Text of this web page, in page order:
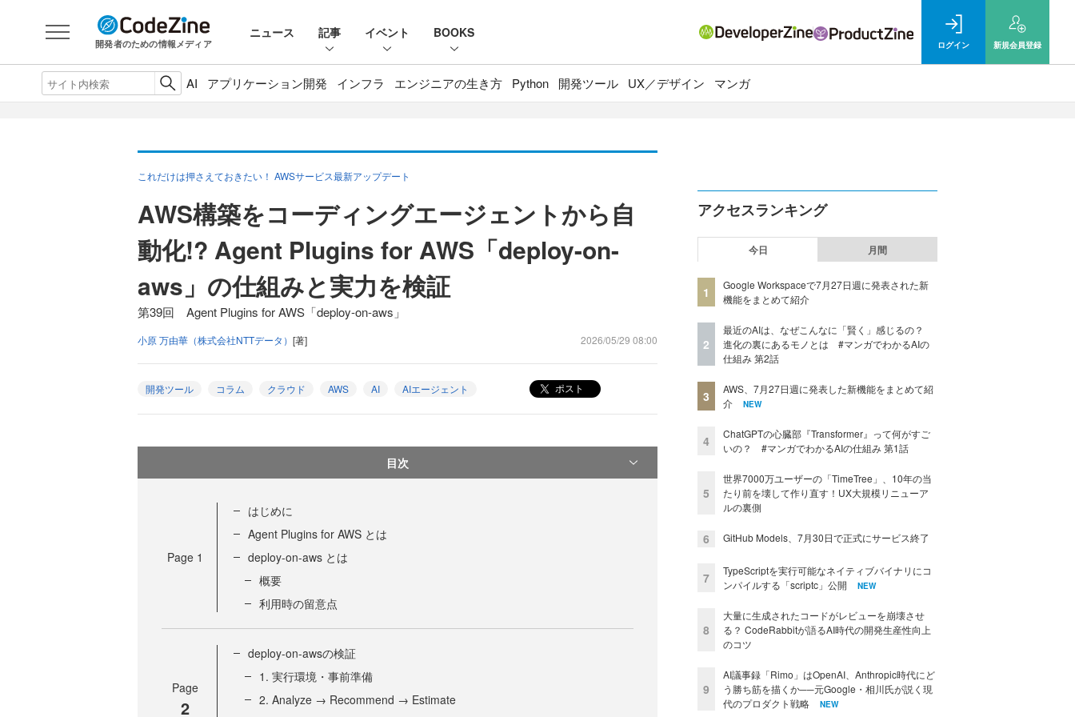
開発者のための情報メディア
ニュース 記事 イベント BOOKS
ログイン 新規会員登録
AI アプリケーション開発 インフラ エンジニアの生き方 Python 開発ツール UX／デザイン マンガ
これだけは押さえておきたい！ AWSサービス最新アップデート
AWS構築をコーディングエージェントから自
動化!? Agent Plugins for AWS「deploy-on-
aws」の仕組みと実力を検証
第39回 Agent Plugins for AWS「deploy-on-aws」
小原 万由華（株式会社NTTデータ） [著] 2026/05/29 08:00
開発ツール コラム クラウド AWS AI AIエージェント ポスト
目次
Page 1
はじめに
Agent Plugins for AWS とは
deploy-on-aws とは
概要
利用時の留意点
Page
2
deploy-on-awsの検証
1. 実行環境・事前準備
2. Analyze → Recommend → Estimate
アクセスランキング
今日 月間
1
Google Workspaceで7月27日週に発表された新
機能をまとめて紹介
2
最近のAIは、なぜこんなに「賢く」感じるの？
進化の裏にあるモノとは #マンガでわかるAIの
仕組み 第2話
3
AWS、7月27日週に発表した新機能をまとめて紹
介
NEW
4
ChatGPTの心臓部『Transformer』って何がすご
いの？ #マンガでわかるAIの仕組み 第1話
5
世界7000万ユーザーの「TimeTree」、10年の当
たり前を壊して作り直す！UX大規模リニューア
ルの裏側
6 GitHub Models、7月30日で正式にサービス終了
7
TypeScriptを実行可能なネイティブバイナリにコ
ンパイルする「scriptc」公開
NEW
8
大量に生成されたコードがレビューを崩壊させ
る？ CodeRabbitが語るAI時代の開発生産性向上
のコツ
9
AI議事録「Rimo」はOpenAI、Anthropic時代にど
う勝ち筋を描くか──元Google・相川氏が説く現
代のプロダクト戦略
NEW